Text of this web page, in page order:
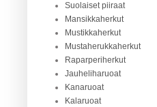
Suolaiset piiraat
Mansikkaherkut
Mustikkaherkut
Mustaherukkaherkut
Raparperiherkut
Jauheliharuoat
Kanaruoat
Kalaruoat